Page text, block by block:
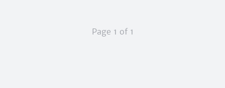
Page 1 of 1